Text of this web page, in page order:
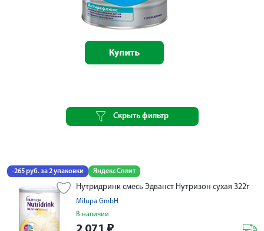
Скрыть фильтр
-265 руб. за 2 упаковки Яндекс Сплит
Нутридринк смесь Эдванст Нутризон сухая 322г
Milupa GmbH
В наличии